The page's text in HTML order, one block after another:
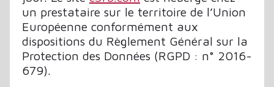
un prestataire sur le territoire de l’Union
Européenne conformément aux
dispositions du Règlement Général sur la
Protection des Données (RGPD : n° 2016-
679).